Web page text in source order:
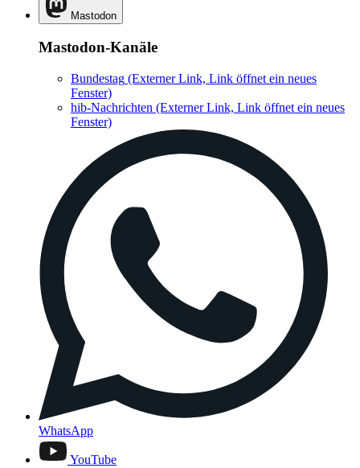
Mastodon
Mastodon-Kanäle
Bundestag (Externer Link, Link öffnet ein neues
Fenster)
hib-Nachrichten (Externer Link, Link öffnet ein neues
Fenster)
WhatsApp
YouTube